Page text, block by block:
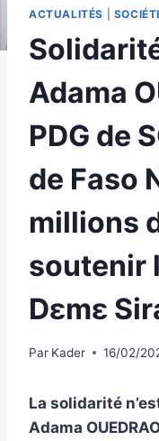
ACTUALITÉS
Adama
PDG de
de Faso
millions
soutenir
Dɛmɛ
Par Kader 16/02/
La solidarité
Adama